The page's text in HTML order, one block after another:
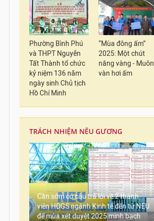
Phường Bình Phú
và THPT Nguyễn
Tất Thành tổ chức
kỷ niệm 136 năm
ngày sinh Chủ tịch
Hồ Chí Minh
“Mùa đông ấm”
2025: Một chút
nắng vàng - Muôn
vàn hơi ấm
TRÁCH NHIỆM NÊU GƯƠNG
Cần sớm có câu trả lời về 2 thành
viên HĐGS ngành Kinh tế đến từ NEU
để mùa xét duyệt 2025 minh bạch